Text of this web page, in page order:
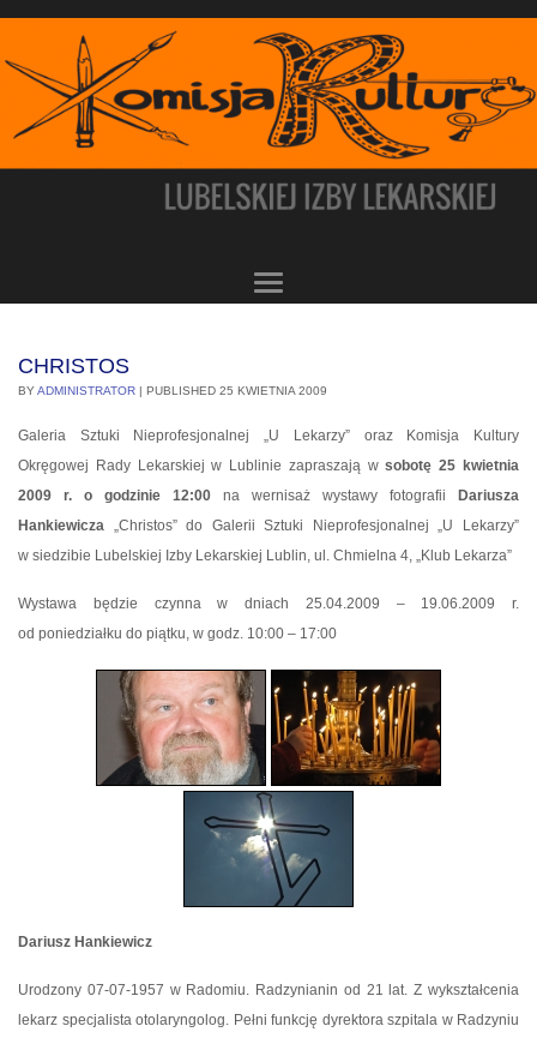
CHRISTOS
BYADMINISTRATOR | PUBLISHED 25 KWIETNIA 2009
Galeria Sztuki Nieprofesjonalnej „U Lekarzy” oraz Komisja Kultury
Okręgowej Rady Lekarskiej w Lublinie zapraszają wsobotę 25 kwietnia
2009 r. o godzinie 12:00 na wernisaż wystawy fotografii
Dariusza
Hankiewicza „Christos” do Galerii Sztuki Nieprofesjonalnej „U Lekarzy”
w siedzibie Lubelskiej Izby Lekarskiej Lublin, ul. Chmielna 4, „Klub Lekarza”
Wystawa będzie czynna w dniach 25.04.2009 – 19.06.2009 r.
od poniedziałku do piątku, w godz. 10:00 – 17:00
Dariusz Hankiewicz
Urodzony 07-07-1957 w Radomiu. Radzynianin od 21 lat. Z wykształcenia
lekarz specjalista otolaryngolog. Pełni funkcję dyrektora szpitala w Radzyniu